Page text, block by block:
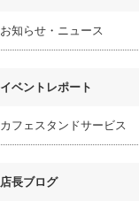
お知らせ・ニュース
イベントレポート
カフェスタンドサービス
店長ブログ